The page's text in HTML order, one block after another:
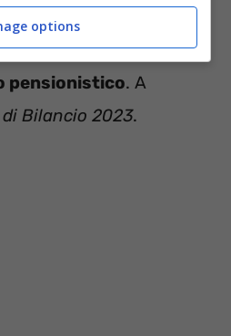
poco,
per quello successivo,
pensionistico. A
Bilancio 2023.
options